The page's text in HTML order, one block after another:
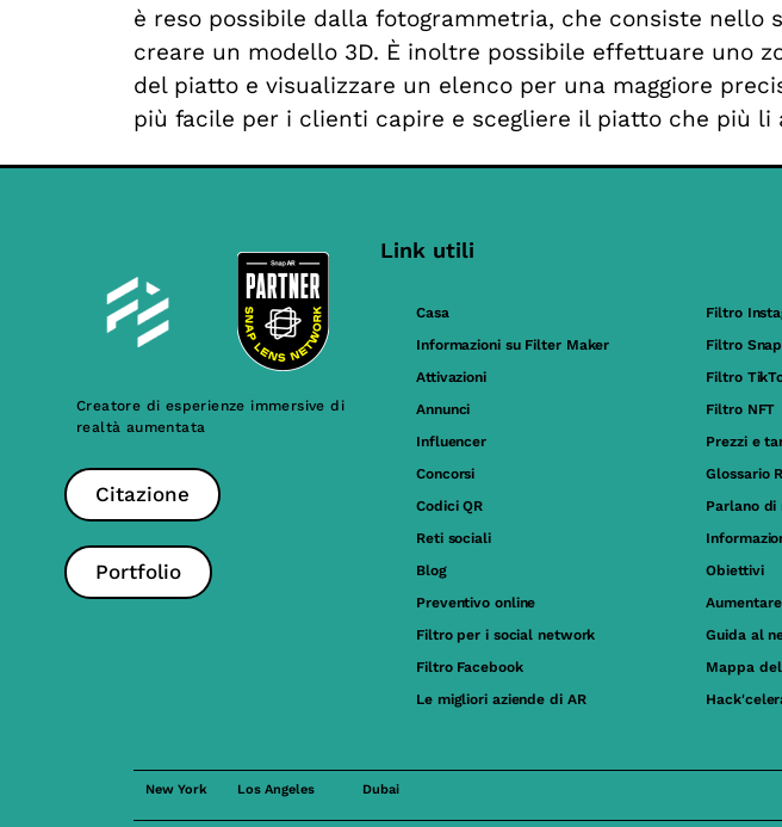
è reso possibile dalla fotogrammetria, che consiste
creare un modello 3D. È inoltre possibile effettuare uno
del piatto e visualizzare un elenco per una maggiore
più facile per i clienti capire e scegliere il piatto che più li
Creatore di esperienze immersive di
realtà aumentata
Citazione
Portfolio
Link utili
Casa
Informazioni su Filter Maker
Attivazioni
Annunci
Influencer
Concorsi
Codici QR
Reti sociali
Blog
Preventivo online
Filtro per i social network
Filtro Facebook
Le migliori aziende di AR
Filtro
Filtro
Filtro
Filtro NFT
Prezzi e
Glossario
Parlano di
Obiettivi
Guida al
Mappa
New York Los Angeles Dubai